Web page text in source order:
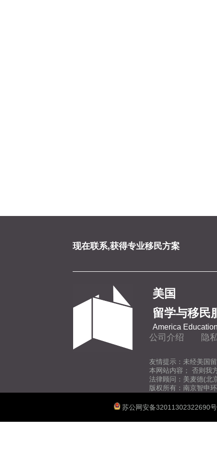
现在联系,获得专业移民方案
美国
留学与移民
America
公司介绍 隐
友情提示：未经美国
本网站内容； 否则我
法律顾问：美麦德(北
版权所有：南京智申
苏公网安备32011302322690号